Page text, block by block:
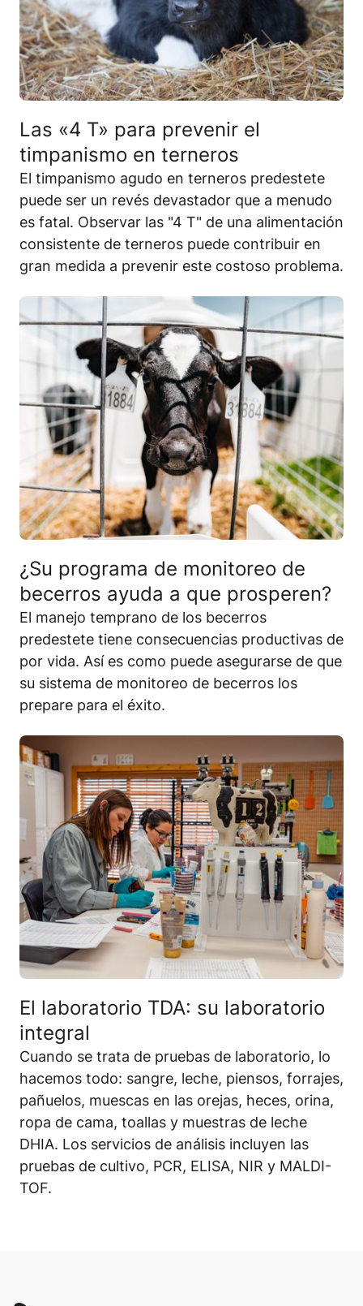
Las «4 T» para prevenir el
timpanismo en terneros
El timpanismo agudo en terneros predestete
puede ser un revés devastador que a menudo
es fatal. Observar las "4 T" de una alimentación
consistente de terneros puede contribuir en
gran medida a prevenir este costoso problema.
¿Su programa de monitoreo de
becerros ayuda a que prosperen?
El manejo temprano de los becerros
predestete tiene consecuencias productivas de
por vida. Así es como puede asegurarse de que
su sistema de monitoreo de becerros los
prepare para el éxito.
El laboratorio TDA: su laboratorio
integral
Cuando se trata de pruebas de laboratorio, lo
hacemos todo: sangre, leche, piensos, forrajes,
pañuelos, muescas en las orejas, heces, orina,
ropa de cama, toallas y muestras de leche
DHIA. Los servicios de análisis incluyen las
pruebas de cultivo, PCR, ELISA, NIR y MALDI-
TOF.